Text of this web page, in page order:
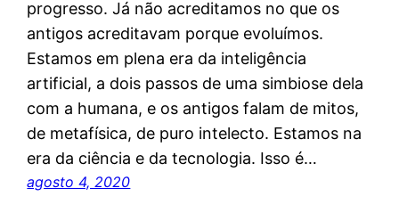
progresso. Já não acreditamos no que os
antigos acreditavam porque evoluímos.
Estamos em plena era da inteligência
artificial, a dois passos de uma simbiose dela
com a humana, e os antigos falam de mitos,
de metafísica, de puro intelecto. Estamos na
era da ciência e da tecnologia. Isso é…
agosto 4, 2020